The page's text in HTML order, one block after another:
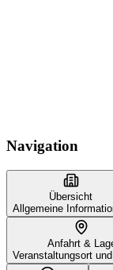
Navigation
Übersicht
Allgemeine
Anfahrt &
Veranstaltungsort